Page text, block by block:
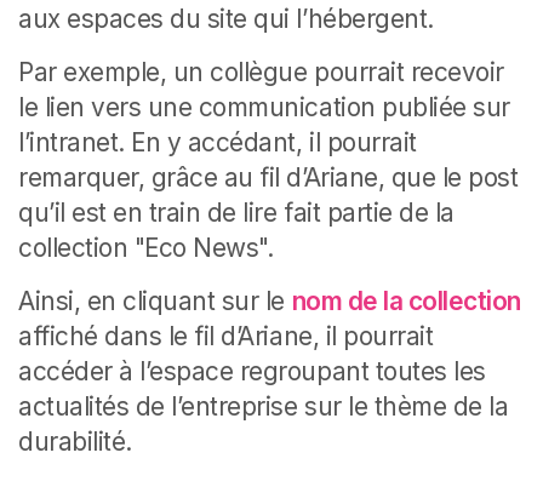
aux espaces du site qui l’hébergent.
Par exemple, un collègue pourrait recevoir
le lien vers une communication publiée sur
l’intranet. En y accédant, il pourrait
remarquer, grâce au fil d’Ariane, que le post
qu’il est en train de lire fait partie de la
collection "Eco News".
Ainsi, en cliquant sur le nom de la collection
affiché dans le fil d’Ariane, il pourrait
accéder à l’espace regroupant toutes les
actualités de l’entreprise sur le thème de la
durabilité.